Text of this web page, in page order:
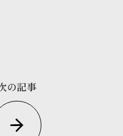
の記事